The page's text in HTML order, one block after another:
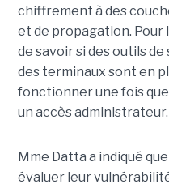
chiffrement à des
et de propagation. Pour
de savoir si des outils
des terminaux sont en
fonctionner une fois
un accès administrateur.
Mme Datta a indiqué
évaluer leur